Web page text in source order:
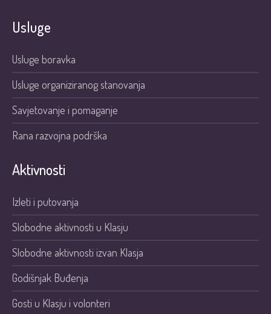
Usluge
Usluge boravka
Usluge organiziranog stanovanja
Savjetovanje i pomaganje
Rana razvojna podrška
Aktivnosti
Izleti i putovanja
Slobodne aktivnosti u Klasju
Slobodne aktivnosti izvan Klasja
Godišnjak Buđenja
Gosti u Klasju i volonteri